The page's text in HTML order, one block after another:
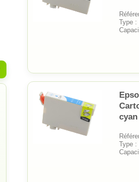
Type :
cyan
Type :